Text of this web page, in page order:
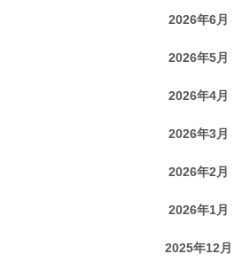
2026年6月
2026年5月
2026年4月
2026年3月
2026年2月
2026年1月
2025年12月